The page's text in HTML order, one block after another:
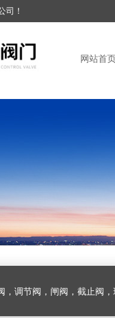
司！
网站首
阀，截止阀，球阀，蝶阀，止回阀，高温高压